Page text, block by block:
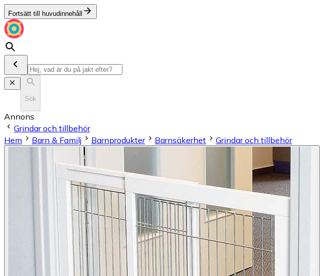
Fortsätt till huvudinnehåll
Sök
Annons
Grindar och tillbehör
Hem
Barn & Familj Barnprodukter Barnsäkerhet Grindar och tillbehör